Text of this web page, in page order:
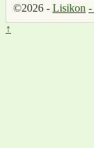
©2026 - Lisikon -
↑